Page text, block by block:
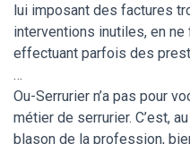
lui imposant des factures
interventions inutiles, en
effectuant parfois des
…
Ou-Serrurier n’a pas pour
métier de serrurier. C’est,
blason de la profession,